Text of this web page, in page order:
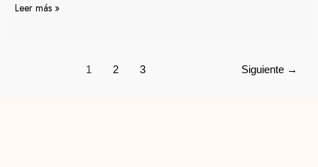
Leer más »
1 2 3 Siguiente →